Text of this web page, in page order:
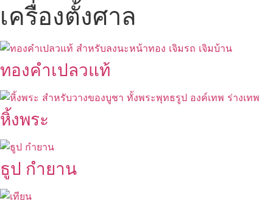
เครื่องตั้งศาล
ทองคำเปลวแท้
หิ้งพระ
ธูป กำยาน